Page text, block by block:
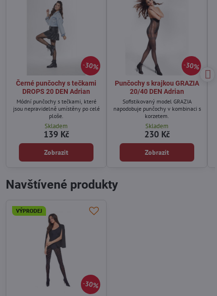
30%
Černé punčochy s tečkami
DROPS 20 DEN Adrian
Módní punčochy s tečkami, které
jsou nepravidelně umístěny po celé
ploše.
Skladem
139 Kč
Zobrazit
30%
Punčochy s krajkou GRAZIA
20/40 DEN Adrian
Sofistikovaný model GRAZIA
napodobuje punčochy v kombinaci s
korzetem.
Skladem
230 Kč
Zobrazit
Navštívené produkty
30%
VÝPRODEJ